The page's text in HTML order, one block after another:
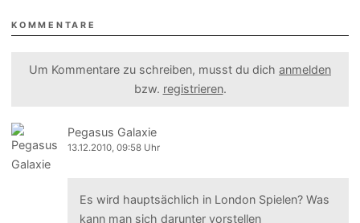
KOMMENTARE
Um Kommentare zu schreiben, musst du dich anmelden
bzw. registrieren.
Pegasus Galaxie
13.12.2010, 09:58 Uhr
Es wird hauptsächlich in London Spielen? Was
kann man sich darunter vorstellen